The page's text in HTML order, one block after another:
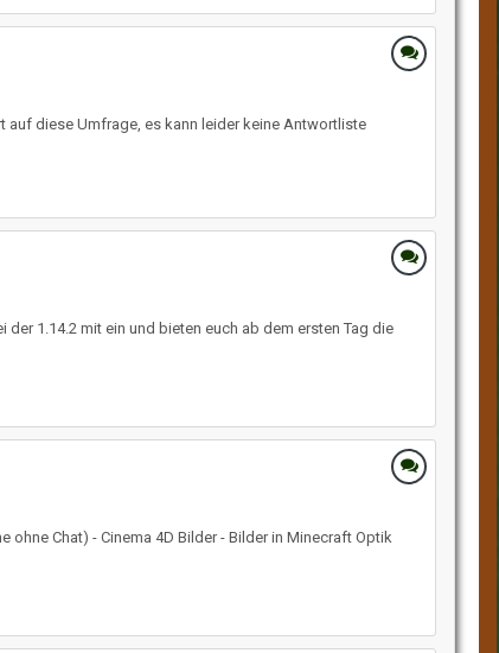
auf diese Umfrage, es kann leider keine Antwortliste
1.14.2 mit ein und bieten euch ab dem ersten Tag die
ohne Chat) - Cinema 4D Bilder - Bilder in Minecraft Optik